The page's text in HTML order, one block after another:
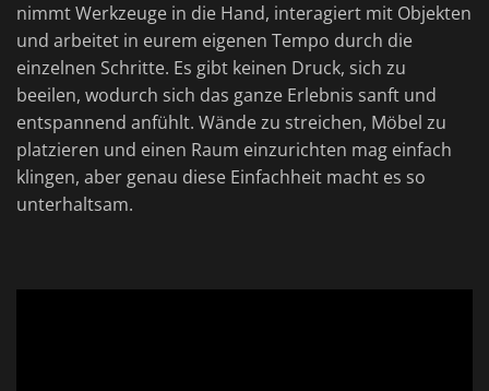
nimmt Werkzeuge in die Hand, interagiert mit Objekten
und arbeitet in eurem eigenen Tempo durch die
einzelnen Schritte. Es gibt keinen Druck, sich zu
beeilen, wodurch sich das ganze Erlebnis sanft und
entspannend anfühlt. Wände zu streichen, Möbel zu
platzieren und einen Raum einzurichten mag einfach
klingen, aber genau diese Einfachheit macht es so
unterhaltsam.